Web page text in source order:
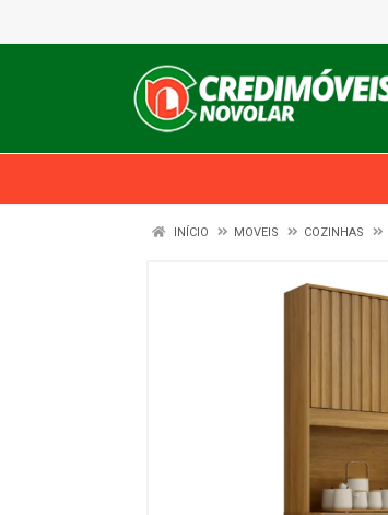
INÍCIO MOVEIS COZINHAS